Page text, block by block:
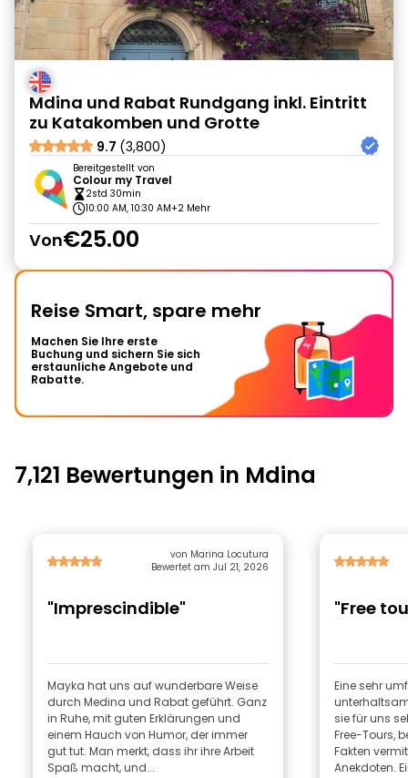
Mdina und Rabat Rundgang inkl. Eintritt
zu Katakomben und Grotte
9.7 (3,800)
Bereitgestellt von
Colour my Travel
2std 30min
10:00 AM, 10:30 AM+2 Mehr
Von€25.00
Reise Smart, spare mehr
Machen Sie Ihre erste
Buchung und sichern Sie sich
erstaunliche Angebote und
Rabatte.
7,121 Bewertungen in Mdina
von Marina Locutura
Bewertet am Jul 21, 2026
"Imprescindible"
Mayka hat uns auf wunderbare Weise
durch Medina und Rabat geführt. Ganz
in Ruhe, mit guten Erklärungen und
einem Hauch von Humor, der immer
gut tut. Man merkt, dass ihr ihre Arbeit
Spaß macht, und...
"Free
Eine sehr
sie für uns
Free-Tours,
Fakten
Anekdoten.